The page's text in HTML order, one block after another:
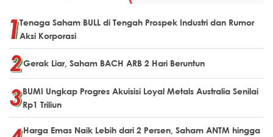
Tenaga Saham BULL di Tengah Prospek Industri dan Rumor
Aksi Korporasi
Gerak Liar, Saham BACH ARB 2 Hari Beruntun
BUMI Ungkap Progres Akuisisi Loyal Metals Australia Senilai
Rp1 Triliun
Harga Emas Naik Lebih dari 2 Persen, Saham ANTM hingga